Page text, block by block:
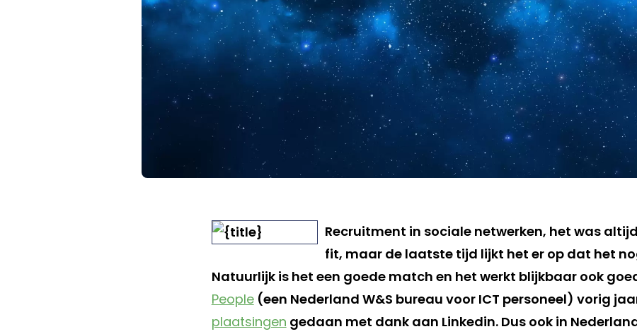
Recruitment in sociale netwerken, het was
fit, maar de laatste tijd lijkt het er op dat het
Natuurlijk is het een goede match en het werkt blijkbaar ook
People(een Nederland W&S bureau voor ICT personeel) vorig
plaatsingen gedaan met dank aan Linkedin. Dus ook in